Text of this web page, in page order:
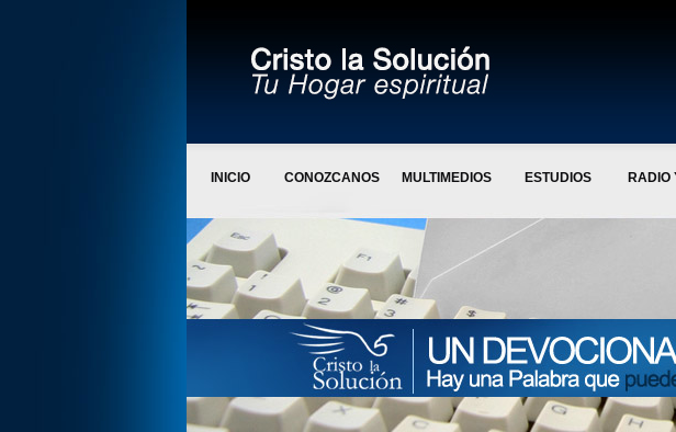
INICIO CONOZCANOS MULTIMEDIOS ESTUDIOS RADIO